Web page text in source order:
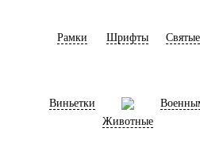
Рамки Шрифты Святые
Виньетки
Животные